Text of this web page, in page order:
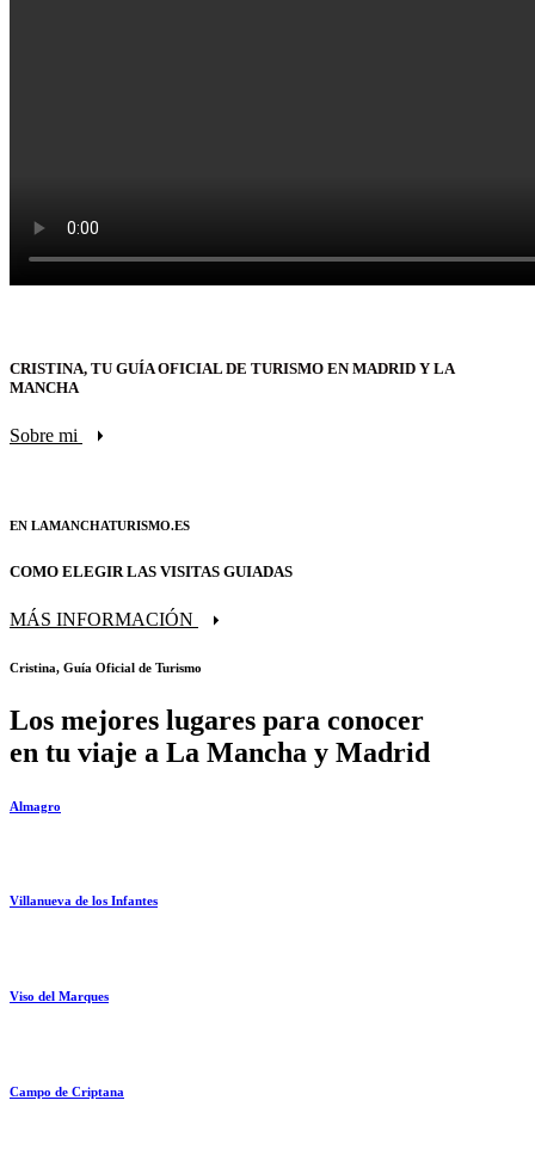
CRISTINA, TU GUÍA OFICIAL DE TURISMO EN MADRID Y LA
MANCHA
Sobre mi
EN LAMANCHATURISMO.ES
COMO ELEGIR LAS VISITAS GUIADAS
MÁS INFORMACIÓN
Cristina, Guía Oficial de Turismo
Los mejores lugares para conocer
en tu viaje a La Mancha y Madrid
Almagro
Villanueva de los Infantes
Viso del Marques
Campo de Criptana